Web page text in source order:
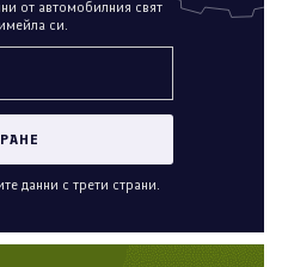
от автомобилния свят
си.
данни с трети страни.